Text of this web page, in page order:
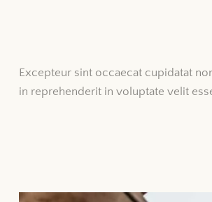
Excepteur sint occaecat cupidatat
in reprehenderit in voluptate velit